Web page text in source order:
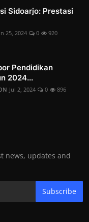
Sidoarjo: Prestasi
25, 2024 0 920
Pendidikan
2024...
Jul 2, 2024 0 896
news, updates and
Subscribe